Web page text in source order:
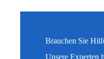
Brauchen Sie
Unsere Experten